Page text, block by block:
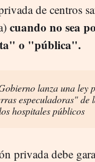
de centros
cuando no sea
o "pública".
lanza una ley
especuladoras" de
hospitales públicos
privada debe